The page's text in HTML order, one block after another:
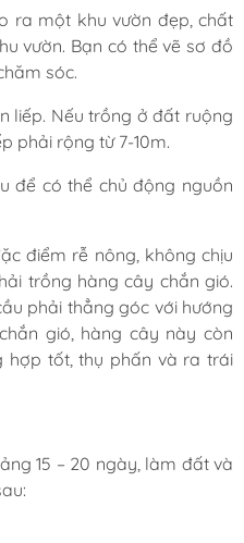
ra một khu vườn đẹp, chất
vườn. Bạn có thể vẽ sơ đồ
sóc.
liếp. Nếu trồng ở đất ruộng
phải rộng từ 7-10m.
để có thể chủ động nguồn
điểm rễ nông, không chịu
trồng hàng cây chắn gió.
phải thẳng góc với hướng
gió, hàng cây này còn
hợp tốt, thụ phấn và ra trái
15 – 20 ngày, làm đất và